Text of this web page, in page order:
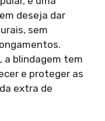
deseja dar
sem
a blindagem tem
e proteger as
extra de